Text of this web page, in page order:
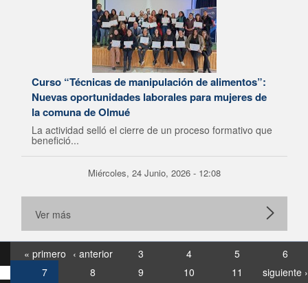
Curso “Técnicas de manipulación de alimentos”:
Nuevas oportunidades laborales para mujeres de
la comuna de Olmué
La actividad selló el cierre de un proceso formativo que
benefició...
Miércoles, 24 Junio, 2026 - 12:08
Ver más
« primero ‹ anterior 3 4 5
6
7
8 9 10 11
siguiente ›